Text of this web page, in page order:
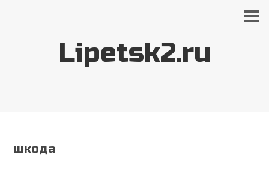
Lipetsk2.ru
шкода